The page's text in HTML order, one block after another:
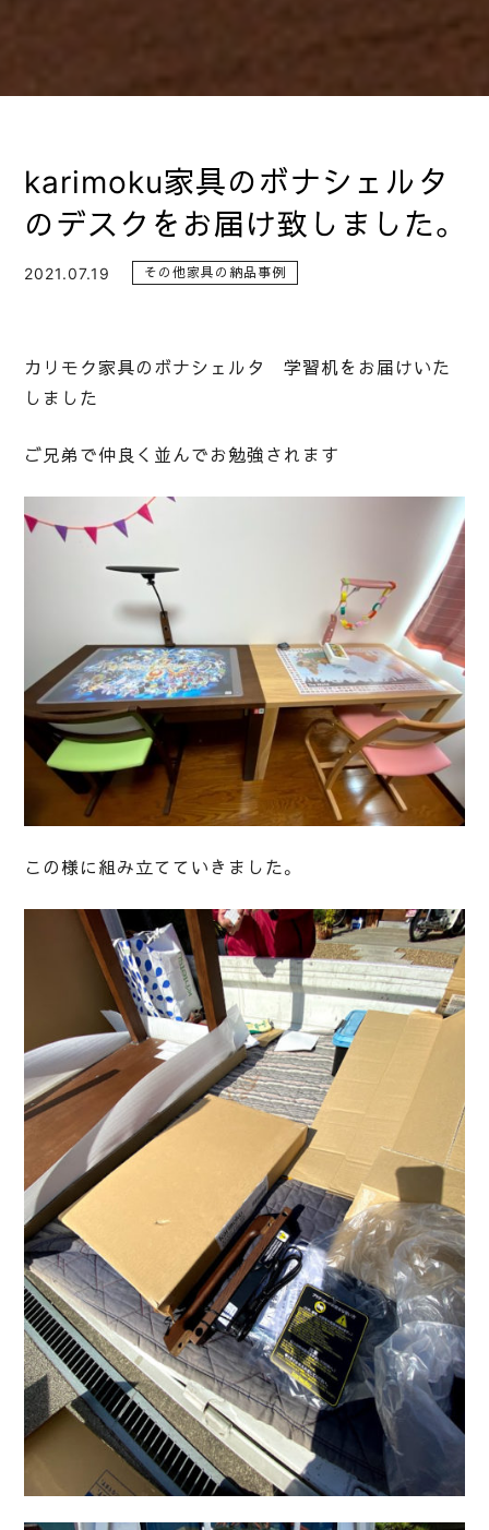
karimoku家具のボナシェルタ
のデスクをお届け致しました。
2021.07.19 その他家具の納品事例
カリモク家具のボナシェルタ 学習机をお届けいた
しました
ご兄弟で仲良く並んでお勉強されます
この様に組み立てていきました。